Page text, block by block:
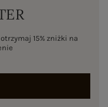
15% zniżki na